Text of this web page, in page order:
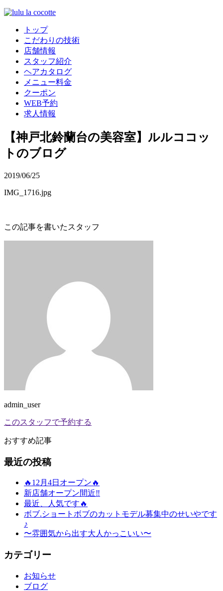
トップ
こだわりの技術
店舗情報
スタッフ紹介
ヘアカタログ
メニュー料金
クーポン
WEB予約
求人情報
【神戸北鈴蘭台の美容室】ルルココッ
トのブログ
2019/06/25
IMG_1716.jpg
この記事を書いたスタッフ
admin_user
このスタッフで予約する
おすすめ記事
最近の投稿
🔥12月4日オープン🔥
新店舗オープン間近‼️
最近、人気です🔥
ボブ.ショートボブのカットモデル募集中のせいやです
♪
〜雰囲気から出す大人かっこいい〜
カテゴリー
お知らせ
ブログ